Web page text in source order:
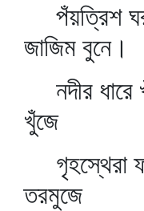
পঁয়ত্রিশ ঘর
জাজিম বুনে।
নদীর ধারে
খুঁজে
গৃহস্থেরা
তরমুজে